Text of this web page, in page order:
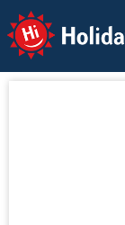
Holiday